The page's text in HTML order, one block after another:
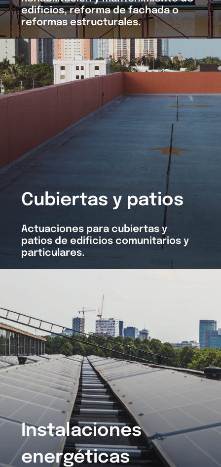
edificios, reforma de fachada o
reformas estructurales.
Cubiertas y patios
Actuaciones para cubiertas y
patios de edificios comunitarios y
particulares.
Instalaciones
energéticas